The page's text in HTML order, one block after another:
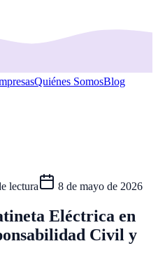
Quiénes SomosBlog
lectura 8 de mayo de 2026
Eléctrica en
Civil y